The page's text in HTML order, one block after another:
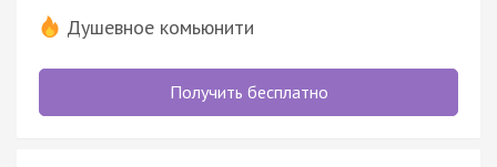
Душевное комьюнити
Получить бесплатно